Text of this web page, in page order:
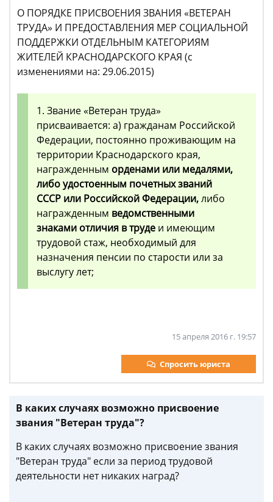
О ПОРЯДКЕ ПРИСВОЕНИЯ ЗВАНИЯ «ВЕТЕРАН
ТРУДА» И ПРЕДОСТАВЛЕНИЯ МЕР СОЦИАЛЬНОЙ
ПОДДЕРЖКИ ОТДЕЛЬНЫМ КАТЕГОРИЯМ
ЖИТЕЛЕЙ КРАСНОДАРСКОГО КРАЯ (с
изменениями на: 29.06.2015)
1. Звание «Ветеран труда»
присваивается: а) гражданам Российской
Федерации, постоянно проживающим на
территории Краснодарского края,
награжденным орденами или медалями,
либо удостоенным почетных званий
СССР или Российской Федерации,либо
награжденным ведомственными
знаками отличия в труде и имеющим
трудовой стаж, необходимый для
назначения пенсии по старости или за
выслугу лет;
15 апреля 2016 г. 19:57
Спросить юриста
В каких случаях возможно присвоение
звания "Ветеран труда"?
В каких случаях возможно присвоение звания
"Ветеран труда" если за период трудовой
деятельности нет никаких наград?